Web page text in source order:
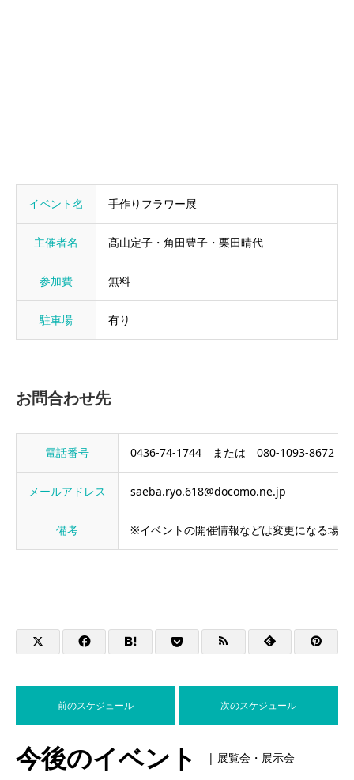
イベント名 手作りフラワー展
主催者名 髙山定子・角田豊子・栗田晴代
参加費 無料
駐車場 有り
お問合わせ先
電話番号 0436-74-1744 または 080-1093-8672
メールアドレス saeba.ryo.618@docomo.ne.jp
備考 ※イベントの開催情報などは変更になる場
前のスケジュール 次のスケジュール
今後のイベント | 展覧会・展示会